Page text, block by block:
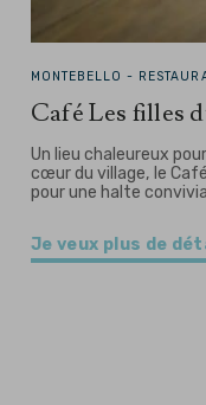
MONTEBELLO -
Café Les filles
Un lieu chaleureux
cœur du village, le
pour une halte
Je veux plus de